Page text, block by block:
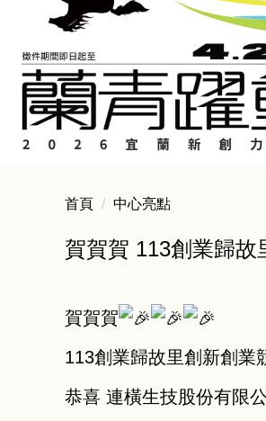
首頁 中心亮點
賀賀賀 113創業歸
賀賀賀
113創業歸故里創新創業
恭喜 連橫生技股份有限